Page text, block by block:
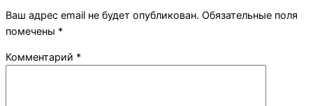
Ваш адрес email не будет опубликован. Обязательные поля
помечены *
Комментарий *